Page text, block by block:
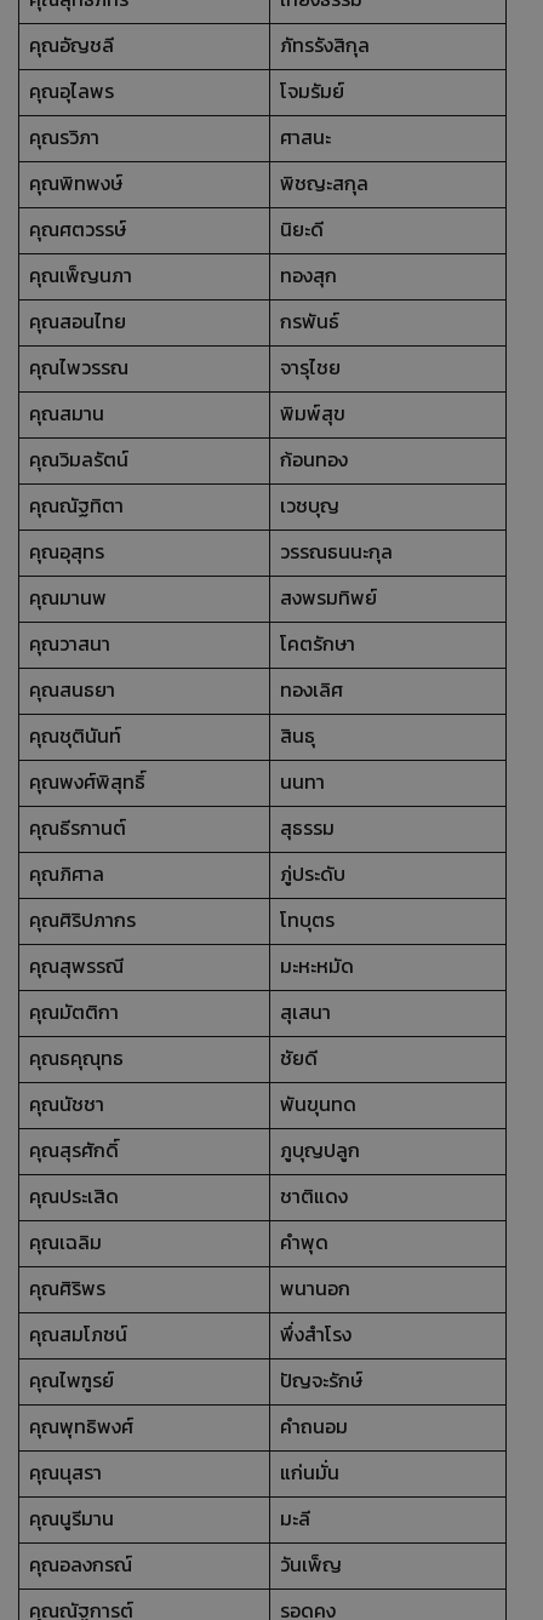
คุณอัญชลี ภัทรรังสิกุล
คุณอุไลพร โจมรัมย์
คุณรวิภา ศาสนะ
คุณพิทพงษ์ พิชญะสกุล
คุณศตวรรษ์ นิยะดี
คุณเพ็ญนภา ทองสุก
คุณสอนไทย กรพันธ์
คุณไพวรรณ จารุไชย
คุณสมาน พิมพ์สุข
คุณวิมลรัตน์ ก้อนทอง
คุณณัฐทิตา เวชบุญ
คุณอุสุทร วรรณธนนะกุล
คุณมานพ สงพรมทิพย์
คุณวาสนา โคตรักษา
คุณสนธยา ทองเลิศ
คุณชุตินันท์ สินธุ
คุณพงศ์พิสุทธิ์ นนทา
คุณธีรกานต์ สุธรรม
คุณภิศาล ภู่ประดับ
คุณศิริปภากร โทบุตร
คุณสุพรรณี มะหะหมัด
คุณมัตติกา สุเสนา
คุณธคุณุทธ ชัยดี
คุณนัชชา พันขุนทด
คุณสุรศักดิ์ ภูบุญปลูก
คุณประเสิด ชาติแดง
คุณเฉลิม คำพุด
คุณศิริพร พนานอก
คุณสมโภชน์ พึ่งสำโรง
คุณไพฑูรย์ ปัญจะรักษ์
คุณพุทธิพงศ์ คำถนอม
คุณนุสรา แก่นมั่น
คุณนูรีมาน มะลี
คุณอลงกรณ์ วันเพ็ญ
คุณณัฐการต์ รอดคง